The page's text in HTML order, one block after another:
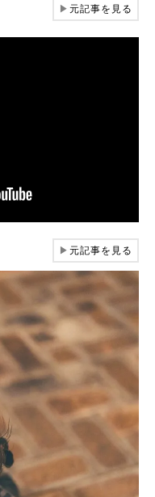
▶元記事を見る
▶元記事を見る